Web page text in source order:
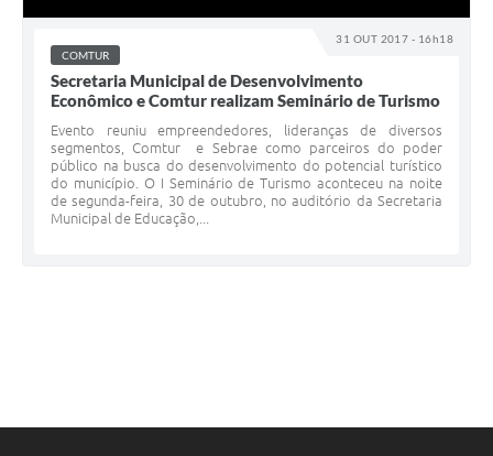
31 OUT 2017 - 16h18
COMTUR
Secretaria Municipal de Desenvolvimento
Econômico e Comtur realizam Seminário de Turismo
Evento reuniu empreendedores, lideranças de diversos
segmentos, Comtur e Sebrae como parceiros do poder
público na busca do desenvolvimento do potencial turístico
do município. O I Seminário de Turismo aconteceu na noite
de segunda-feira, 30 de outubro, no auditório da Secretaria
Municipal de Educação,...